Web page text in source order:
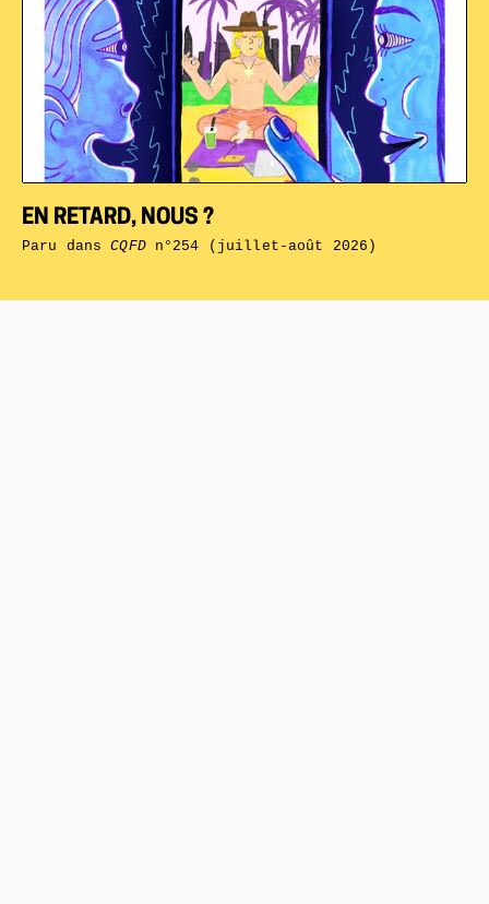
EN RETARD, NOUS ?
Paru dansCQFDn°254 (juillet-août 2026)